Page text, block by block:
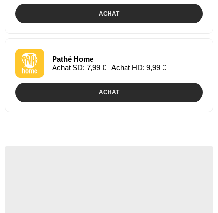
ACHAT
Pathé Home
Achat SD: 7,99 € | Achat HD: 9,99 €
ACHAT